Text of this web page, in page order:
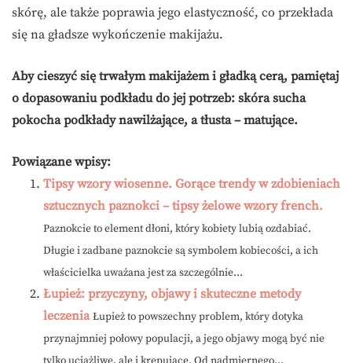
skórę, ale także poprawia jego elastyczność, co przekłada
się na gładsze wykończenie makijażu.
Aby cieszyć się trwałym makijażem i gładką cerą, pamiętaj
o dopasowaniu podkładu do jej potrzeb: skóra sucha
pokocha podkłady nawilżające, a tłusta – matujące.
Powiązane wpisy:
Tipsy wzory wiosenne. Gorące trendy w zdobieniach
sztucznych paznokci – tipsy żelowe wzory french.
Paznokcie to element dłoni, który kobiety lubią ozdabiać.
Długie i zadbane paznokcie są symbolem kobiecości, a ich
właścicielka uważana jest za szczególnie...
Łupież: przyczyny, objawy i skuteczne metody
leczenia Łupież to powszechny problem, który dotyka
przynajmniej połowy populacji, a jego objawy mogą być nie